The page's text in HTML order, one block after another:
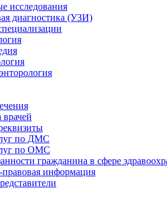
исследования
диагностика (УЗИ)
по ДМС
по ОМС
гражданина в сфере
информация